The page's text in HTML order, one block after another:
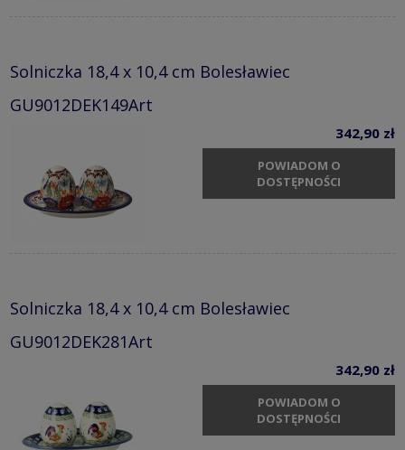
Solniczka 18,4 x 10,4 cm Bolesławiec
GU9012DEK149Art
342,90 zł
POWIADOM O
DOSTĘPNOŚCI
Solniczka 18,4 x 10,4 cm Bolesławiec
GU9012DEK281Art
342,90 zł
POWIADOM O
DOSTĘPNOŚCI